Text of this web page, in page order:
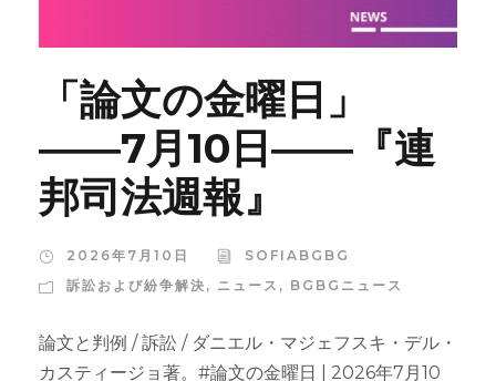
「論文の金曜日」
――7月10日――『連
邦司法週報』
2026年7月10日
SOFIABGBG
訴訟および紛争解決 , ニュース , BGBGニュース
論文と判例 / 訴訟 / ダニエル・マジェフスキ・デル・
カスティージョ著。#論文の金曜日 | 2026年7月10